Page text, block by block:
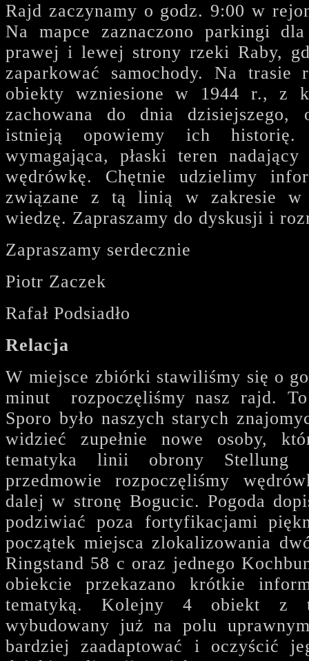
Rajd zaczynamy o godz. 9:00 w
Na mapce zaznaczono parkingi
prawej i lewej strony rzeki Raby,
zaparkować samochody. Na trasie
obiekty wzniesione w 1944 r., z
zachowana do dnia
istnieją opowiemy ich
wymagająca, płaski teren
wędrówkę. Chętnie udzielimy
związane z tą linią w zakresie w
wiedzę. Zapraszamy do dyskusji i
Zapraszamy serdecznie
Piotr Zaczek
Rafał Podsiadło
Relacja
W miejsce zbiórki stawiliśmy się o
minut rozpoczęliśmy nasz rajd.
Sporo było naszych starych
widzieć zupełnie nowe osoby,
tematyka linii obrony
przedmowie rozpoczęliśmy
dalej w stronę Bogucic. Pogoda
podziwiać poza fortyfikacjami
początek miejsca zlokalizowania
Ringstand 58 c oraz jednego
obiekcie przekazano krótkie
tematyką. Kolejny 4 obiekt z
wybudowany już na polu
bardziej zaadaptować i oczyścić